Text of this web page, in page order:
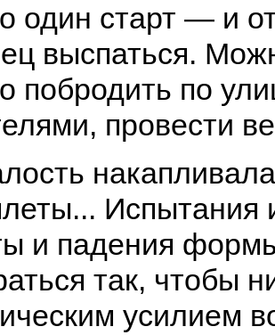
один старт — и
выспаться.
побродить по
провести
Испытания
и падения
так, чтобы
усилием